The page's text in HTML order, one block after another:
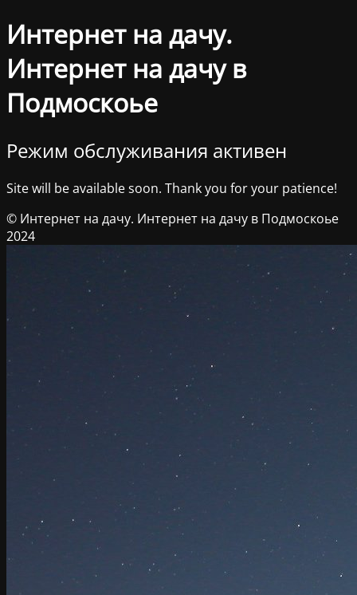
Интернет на дачу.
Интернет на дачу в
Подмоскоье
Режим обслуживания активен
Site will be available soon. Thank you for your patience!
© Интернет на дачу. Интернет на дачу в Подмоскоье
2024